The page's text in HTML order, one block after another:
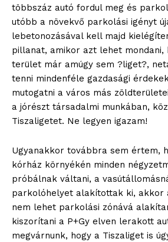
szubjektív
többszáz autó fordul meg és
utóbb a növekvő parkolási igényt
lebetonozásával kell majd
pillanat, amikor azt lehet mondani,
terület már amúgy sem ?liget?,
tenni mindenféle gazdasági
mutogatni a város más
a jórészt társadalmi munkában,
Tiszaligetet. Ne legyen igazam!
Ugyanakkor továbbra sem értem,
kórház környékén minden
próbálnak váltani, a
parkolóhelyet alakítottak ki, akkor
nem lehet parkolási zónává
kiszorítani a P+Gy elven lerakott
megvárnunk, hogy a Tiszaliget is